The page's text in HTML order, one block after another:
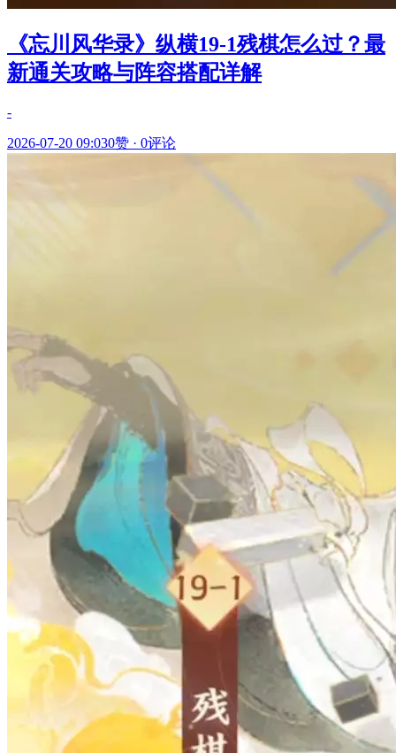
《忘川风华录》纵横19-1残棋怎么过？最
新通关攻略与阵容搭配详解
-
2026-07-20 09:030赞 · 0评论